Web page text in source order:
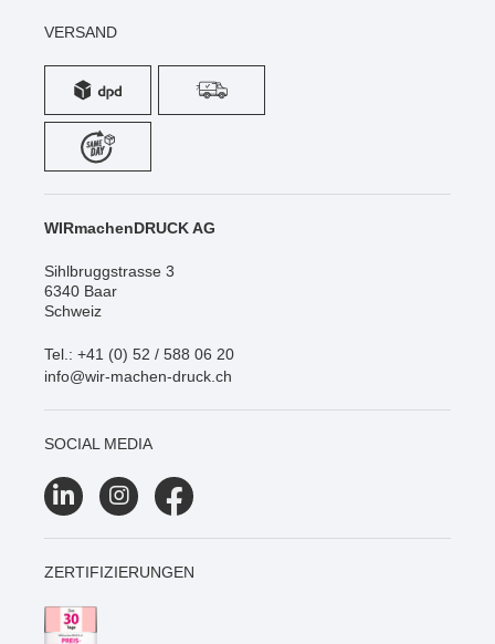
VERSAND
WIRmachenDRUCK AG
Sihlbruggstrasse 3
6340 Baar
Schweiz
Tel.: +41 (0) 52 / 588 06 20
info@wir-machen-druck.ch
SOCIAL MEDIA
ZERTIFIZIERUNGEN